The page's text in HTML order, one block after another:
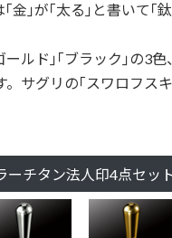
金｣が｢太る｣と書いて｢
ルド｣｢ブラック｣の3色
サグリの｢スワロフス
ーチタン法人印4点セッ